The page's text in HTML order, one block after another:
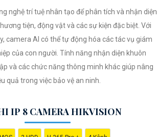
nét và giá cả phải chăng, Camera Hikvision là
việc bảo vệ tài sản và an ninh cho mọi người.
Hikvision mang đến hình ảnh chất lượng
Bạn sẽ không bỏ lỡ bất kỳ chi tiết nào trong quá
chăng: Mặc dù chất lượng vượt trội, Camera
được thiết kế đơn giản và dễ sử dụng,
nghệ trí tuệ nhân tạo để phân tích và nhận diện
tiện, động vật và các sự kiện đặc biệt. Với
camera AI có thể tự động hóa các tác vụ giám
của con người. Tính năng nhận diện khuôn
và các chức năng thông minh khác giúp nâng
quả trong việc bảo vệ an ninh.
IP 8 CAMERA HIKVISION